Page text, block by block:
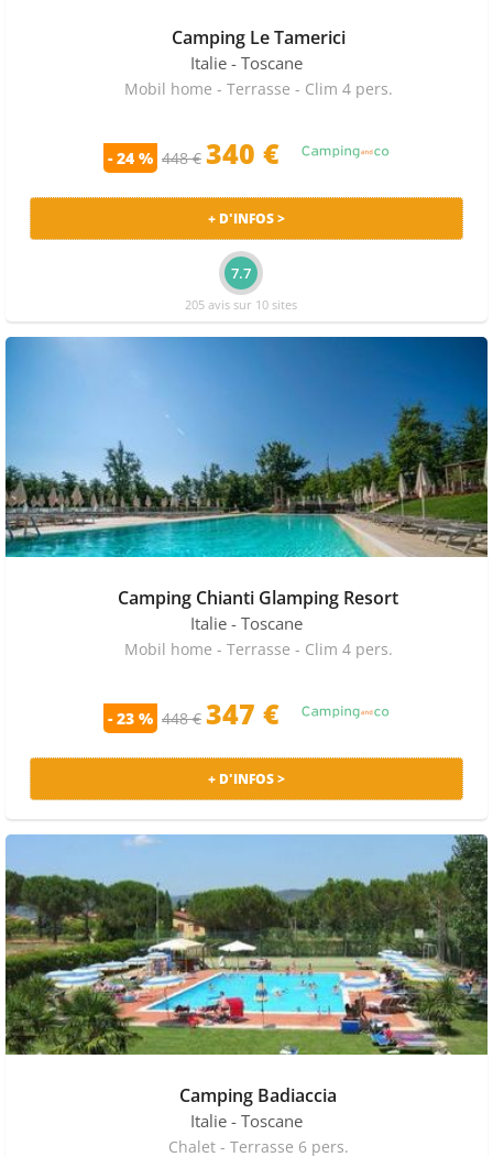
Camping Le Tamerici
Italie - Toscane
Mobil home - Terrasse - Clim 4 pers.
- 24 % 448 € 340 €
+ D'INFOS >
7.7
205 avis sur 10 sites
Camping Chianti Glamping Resort
Italie - Toscane
Mobil home - Terrasse - Clim 4 pers.
- 23 % 448 € 347 €
+ D'INFOS >
Camping Badiaccia
Italie - Toscane
Chalet - Terrasse 6 pers.